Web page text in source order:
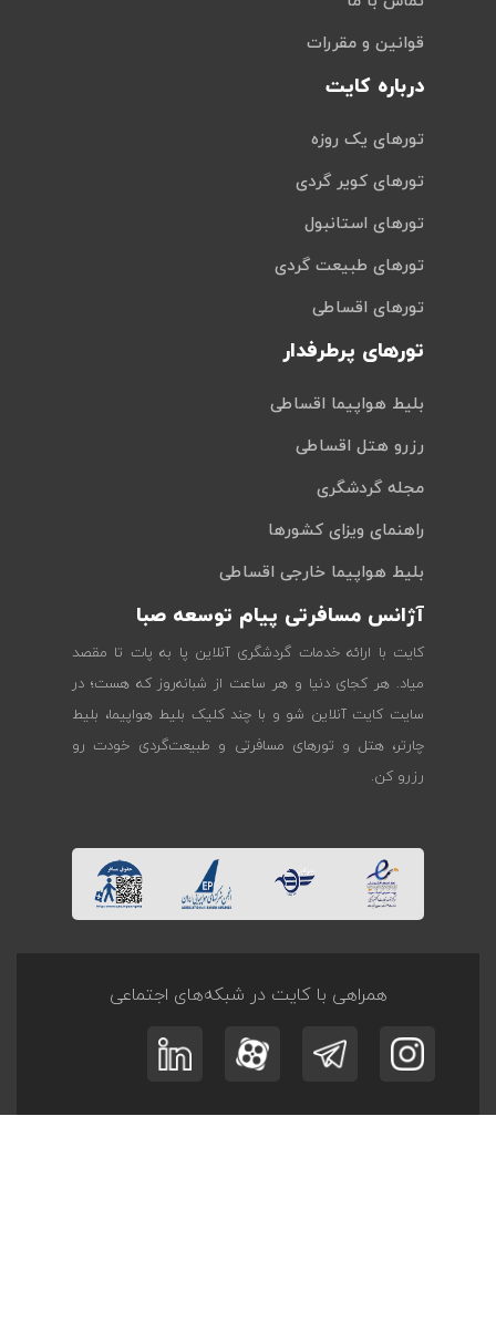
قوانین و مقررات
درباره کایت
تورهای یک روزه
تورهای کویر گردی
تورهای استانبول
تورهای طبیعت گردی
تورهای اقساطی
تورهای پرطرفدار
بلیط هواپیما اقساطی
رزرو هتل اقساطی
مجله گردشگری
راهنمای ویزای کشورها
بلیط هواپیما خارجی اقساطی
آژانس مسافرتی پیام توسعه صبا
کایت با ارائه خدمات گردشگری آنلاین پا به پات تا مقصد
میاد. هر کجای دنیا و هر ساعت از شبانه‌روز که هست؛ در
سایت کایت آنلاین شو و با چند کلیک بلیط هواپیما، بلیط
چارتر، هتل و تورهای مسافرتی و طبیعت‌گردی خودت رو
رزرو کن.
همراهی با کایت در شبکه‌های اجتماعی